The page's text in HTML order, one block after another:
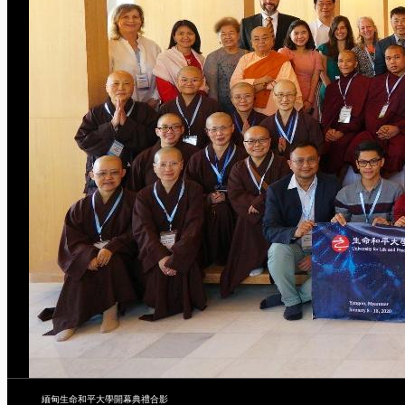
緬甸生命和平大學開幕典禮合影